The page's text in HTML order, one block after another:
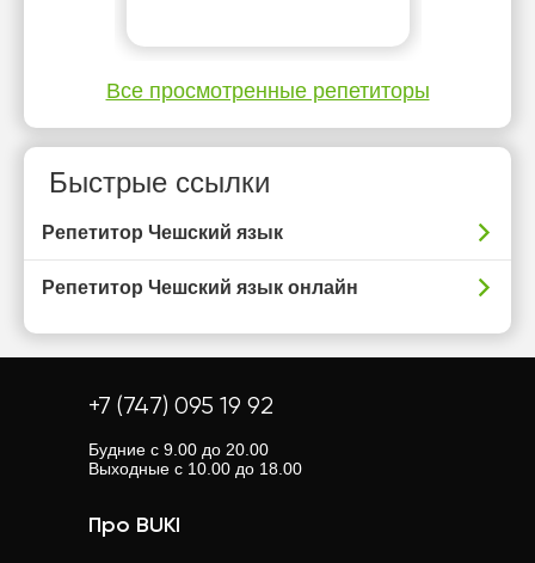
Все просмотренные репетиторы
Быстрые ссылки
Репетитор Чешский язык
Репетитор Чешский язык онлайн
+7 (747) 095 19 92
Будние с 9.00 до 20.00
Выходные с 10.00 до 18.00
Про BUKI